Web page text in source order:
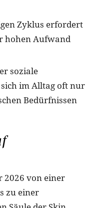
Zyklus erfordert
hohen Aufwand
soziale
im Alltag oft nur
Bedürfnissen
2026 von einer
zu einer